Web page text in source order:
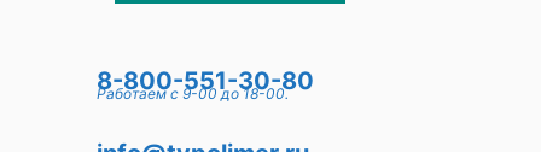
8-800-551-30-80
Работаем с 9-00 до 18-00.